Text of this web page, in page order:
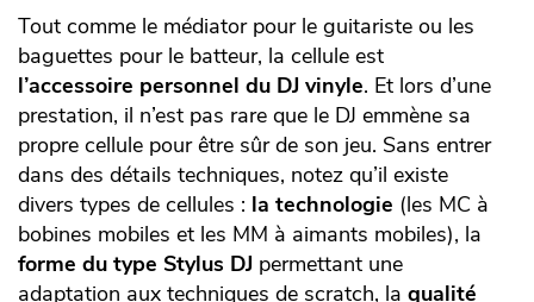
Tout comme le médiator pour le guitariste ou les
baguettes pour le batteur, la cellule est
l’accessoire personnel du DJ vinyle. Et lors d’une
prestation, il n’est pas rare que le DJ emmène sa
propre cellule pour être sûr de son jeu. Sans entrer
dans des détails techniques, notez qu’il existe
divers types de cellules : la technologie (les MC à
bobines mobiles et les MM à aimants mobiles), la
forme du type Stylus DJ permettant une
adaptation aux techniques de scratch, la qualité